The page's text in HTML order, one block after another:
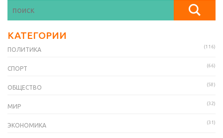
КАТЕГОРИИ
ПОЛИТИКА (116)
СПОРТ (66)
ОБЩЕСТВО (58)
МИР (32)
ЭКОНОМИКА (31)